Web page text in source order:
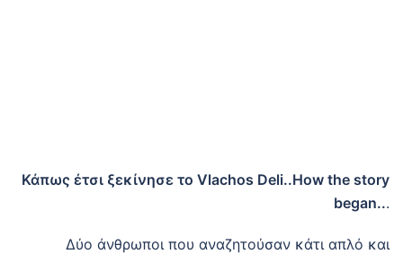
Κάπως έτσι ξεκίνησε το Vlachos Deli..How the story
began...
Δύο άνθρωποι που αναζητούσαν κάτι απλό και